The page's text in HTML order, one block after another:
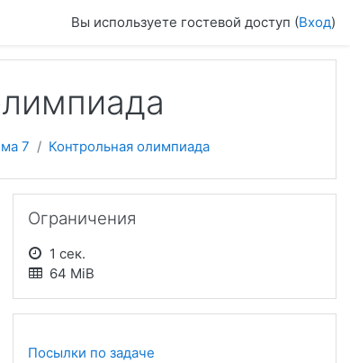
Вы используете гостевой доступ (Вход)
7 Контрольная олимпиада
Ограничения
1 сек.
64 MiB
Посылки по задаче